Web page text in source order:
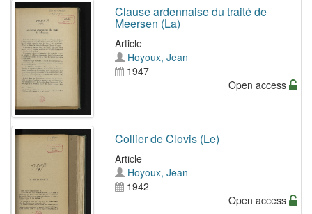
Clause ardennaise du traité de
Meersen (La)
Article
Hoyoux, Jean
1947
Open access
Collier de Clovis (Le)
Article
Hoyoux, Jean
1942
Open access